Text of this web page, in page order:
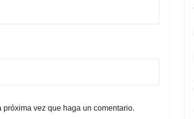
vez que haga un comentario.